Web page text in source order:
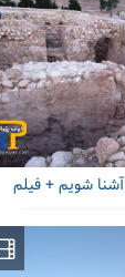
آشنا شویم + فیلم